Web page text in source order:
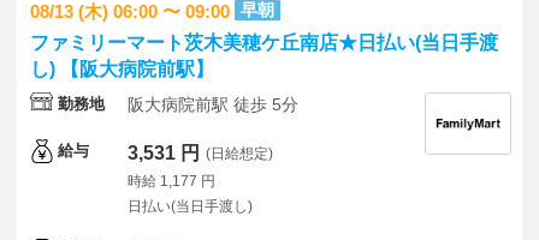
08/13 (木) 06:00 〜 09:00 早朝
ファミリーマート茨木美穂ケ丘南店★日払い(当日手渡
し) 【阪大病院前駅】
勤務地 阪大病院前駅 徒歩 5分
給与 3,531 円 (日給想定)
時給 1,177 円
日払い(当日手渡し)